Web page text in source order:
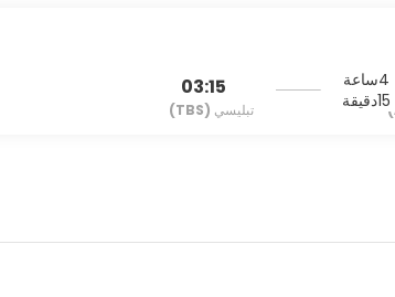
4ساعة
15دقيقة
03:15
تبليسي (TBS)